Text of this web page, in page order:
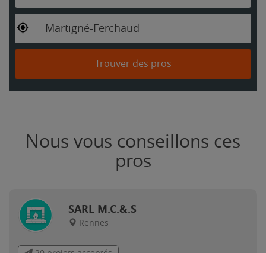
Martigné-Ferchaud
Trouver des pros
Nous vous conseillons ces
pros
SARL M.C.&.S
Rennes